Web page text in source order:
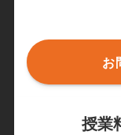
お
授業